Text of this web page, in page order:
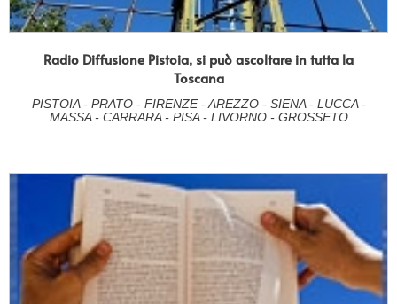
Radio Diffusione Pistoia, si può ascoltare in tutta la
Toscana
PISTOIA - PRATO - FIRENZE - AREZZO - SIENA - LUCCA -
MASSA - CARRARA - PISA - LIVORNO - GROSSETO